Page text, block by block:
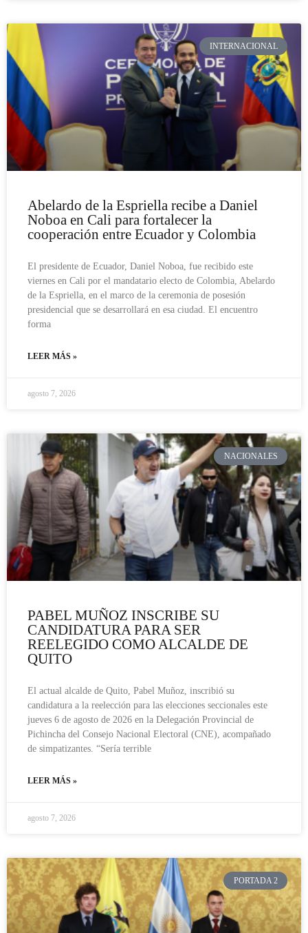
INTERNACIONAL
Abelardo de la Espriella recibe a Daniel
Noboa en Cali para fortalecer la
cooperación entre Ecuador y Colombia
El presidente de Ecuador, Daniel Noboa, fue recibido este
viernes en Cali por el mandatario electo de Colombia, Abelardo
de la Espriella, en el marco de la ceremonia de posesión
presidencial que se desarrollará en esa ciudad. El encuentro
forma
LEER MÁS »
agosto 7, 2026
NACIONALES
PABEL MUÑOZ INSCRIBE SU
CANDIDATURA PARA SER
REELEGIDO COMO ALCALDE DE
QUITO
El actual alcalde de Quito, Pabel Muñoz, inscribió su
candidatura a la reelección para las elecciones seccionales este
jueves 6 de agosto de 2026 en la Delegación Provincial de
Pichincha del Consejo Nacional Electoral (CNE), acompañado
de simpatizantes. “Sería terrible
LEER MÁS »
agosto 7, 2026
PORTADA 2